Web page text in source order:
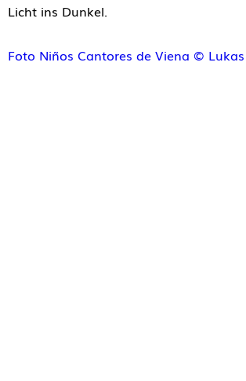
Licht ins Dunkel.
Foto Niños Cantores de Viena ©